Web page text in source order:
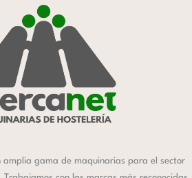
amplia gama de maquinarias para el sector